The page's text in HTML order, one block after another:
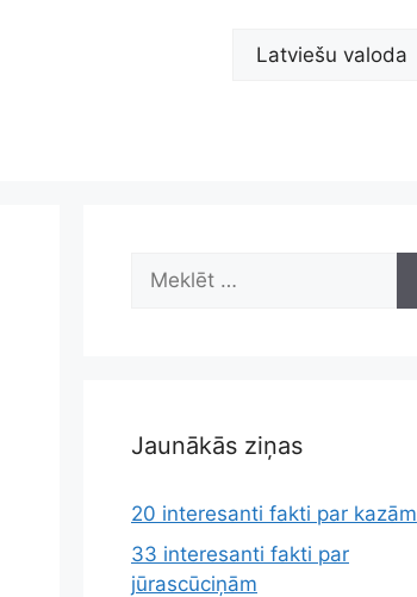
Choose
Meklēt:
Jaunākās ziņas
20 interesanti fakti par kazām
33 interesanti fakti par
jūrascūciņām